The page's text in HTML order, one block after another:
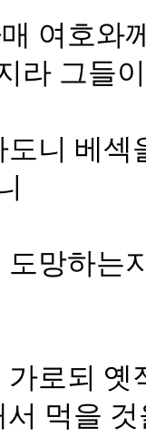
여호와
라 그들
니 베섹
망하는
로되 옛
먹을